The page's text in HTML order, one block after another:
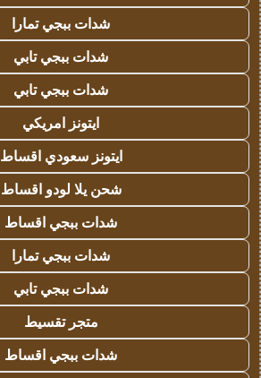
شدات ببجي تمارا
شدات ببجي تابي
شدات ببجي تابي
ايتونز امريكي
ايتونز سعودي اقساط
شحن يلا لودو اقساط
شدات ببجي اقساط
شدات ببجي تمارا
شدات ببجي تابي
متجر تقسيط
شدات ببجي اقساط